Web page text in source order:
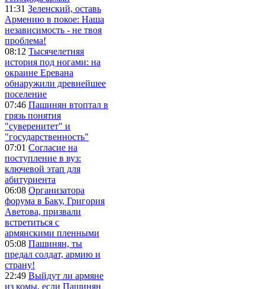
11:31 Зеленский, оставь
Армению в покое: Наша
независимость - не твоя
проблема!
08:12 Тысячелетняя
история под ногами: на
окраине Еревана
обнаружили древнейшее
поселение
07:46 Пашинян втоптал в
грязь понятия
"суверенитет" и
"государственность"
07:01 Согласие на
поступление в вуз:
ключевой этап для
абитуриента
06:08 Организатора
форума в Баку, Григория
Аветова, призвали
встретиться с
армянскими пленными
05:08 Пашинян, ты
предал солдат, армию и
страну!
22:49 Выйдут ли армяне
из комы, если Пашинян